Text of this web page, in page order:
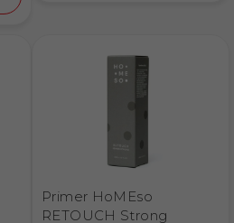
Primer HoMEso
RETOUCH Strong